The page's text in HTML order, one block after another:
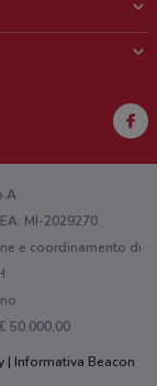
MI-2029270
e coordinamento di
50.000,00
Informativa Beacon